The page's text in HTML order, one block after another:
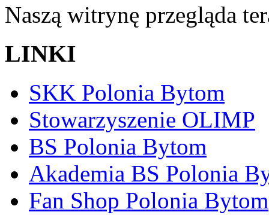
Naszą witrynę przegląda
LINKI
SKK Polonia Bytom
Stowarzyszenie OLIMP
BS Polonia Bytom
Akademia BS Polonia
Fan Shop Polonia Bytom